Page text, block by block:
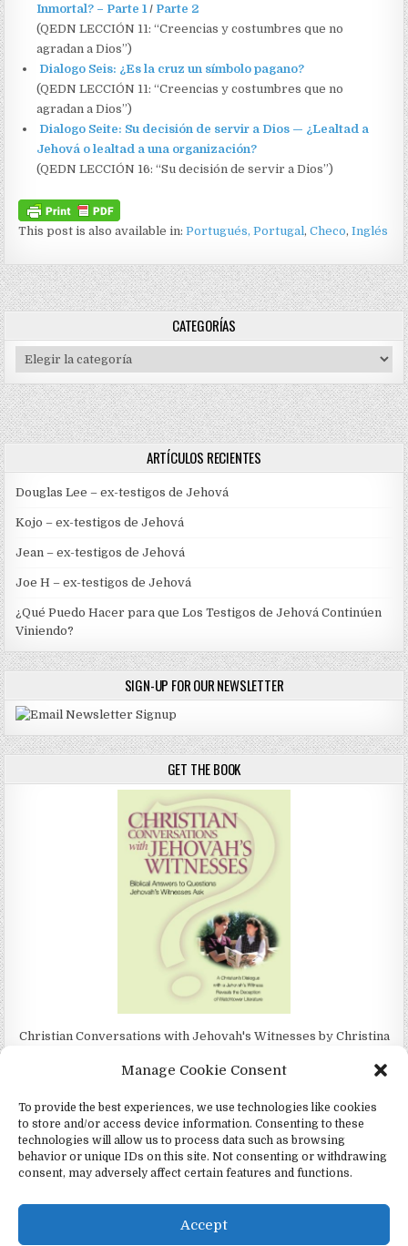
Manage Cookie Consent
To provide the best experiences, we use technologies like cookies
to store and/or access device information. Consenting to these
technologies will allow us to process data such as browsing
behavior or unique IDs on this site. Not consenting or withdrawing
consent, may adversely affect certain features and functions.
Accept
Inmortal? – Parte 1 / Parte 2
(QEDN LECCIÓN 11: “Creencias y costumbres que no
agradan a Dios”)
Dialogo Seis: ¿Es la cruz un símbolo pagano?
(QEDN LECCIÓN 11: “Creencias y costumbres que no
agradan a Dios”)
Dialogo Seite: Su decisión de servir a Dios — ¿Lealtad a
Jehová o lealtad a una organización?
(QEDN LECCIÓN 16: “Su decisión de servir a Dios”)
This post is also available in:Portugués, Portugal Checo Inglés
CATEGORÍAS
Categorías
ARTÍCULOS RECIENTES
Douglas Lee – ex-testigos de Jehová
Kojo – ex-testigos de Jehová
Jean – ex-testigos de Jehová
Joe H – ex-testigos de Jehová
¿Qué Puedo Hacer para que Los Testigos de Jehová Continúen
Viniendo?
SIGN-UP FOR OUR NEWSLETTER
GET THE BOOK
Christian Conversations with Jehovah's Witnesses by Christina
4Jehovah.org - Witnesses for Jesus Inc - Colorado Springs, Co 80949
Design by ThemesDNA.com
Português (